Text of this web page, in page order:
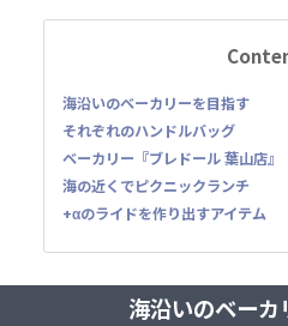
海沿いのベーカリーを目指す
それぞれのハンドルバッグ
ベーカリー『ブレドール 葉山店』
海の近くでピクニックランチ
+αのライドを作り出すアイテム
海沿いのベー